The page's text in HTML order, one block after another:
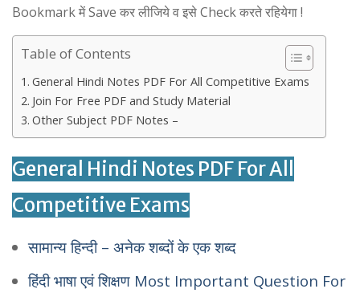
Bookmark में Save कर लीजिये व इसे Check करते रहियेगा !
Table of Contents
General Hindi Notes PDF For All Competitive Exams
Join For Free PDF and Study Material
Other Subject PDF Notes –
General Hindi Notes PDF For All
Competitive Exams
सामान्य हिन्दी – अनेक शब्दों के एक शब्द
हिंदी भाषा एवं शिक्षण Most Important Question For